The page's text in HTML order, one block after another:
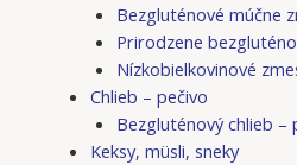
Bezgluténové múčne
Prirodzene
Nízkobielkovinové
Chlieb – pečivo
Bezgluténový chlieb –
Keksy, müsli, sneky